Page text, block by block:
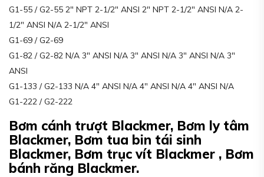
G1-55 / G2-55 2″ NPT 2-1/2″ ANSI 2″ NPT 2-1/2″ ANSI N/A 2-
1/2″ ANSI N/A 2-1/2″ ANSI
G1-69 / G2-69
G1-82 / G2-82 N/A 3″ ANSI N/A 3″ ANSI N/A 3″ ANSI N/A 3″
ANSI
G1-133 / G2-133 N/A 4″ ANSI N/A 4″ ANSI N/A 4″ ANSI N/A
G1-222 / G2-222
Bơm cánh trượt Blackmer, Bơm ly tâm
Blackmer, Bơm tua bin tái sinh
Blackmer, Bơm trục vít Blackmer , Bơm
bánh răng Blackmer.